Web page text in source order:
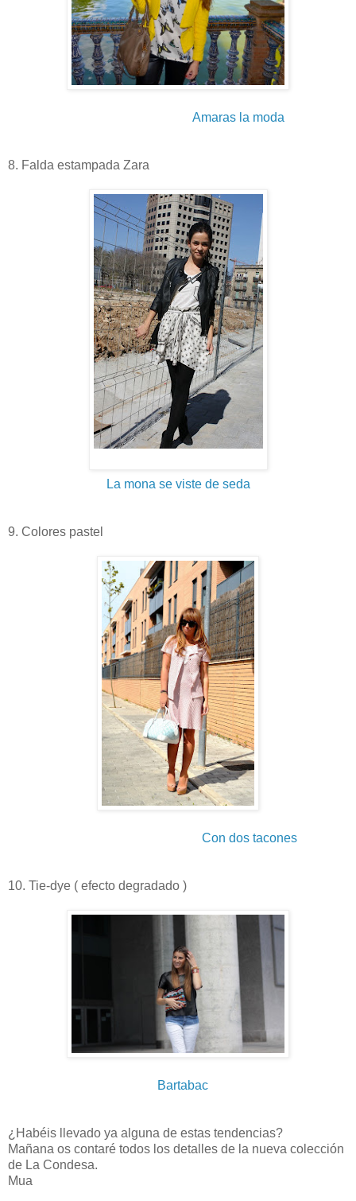
Amaras la moda
8. Falda estampada Zara
La mona se viste de seda
9. Colores pastel
Con dos tacones
10. Tie-dye ( efecto degradado )
Bartabac
¿Habéis llevado ya alguna de estas tendencias?
Mañana os contaré todos los detalles de la nueva colección
de La Condesa.
Mua